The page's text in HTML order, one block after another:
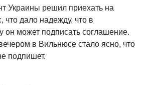
Украины решил приехать на
дало надежду, что в
он может подписать соглашение.
в Вильнюсе стало ясно, что
подпишет.